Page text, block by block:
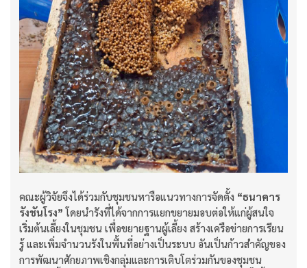
คณะผู้วิจัยจึงได้ร่วมกับชุมชนหารือแนวทางการจัดตั้ง “ธนาคาร
รังชันโรง” โดยนำรังที่ได้จากการแยกขยายมอบต่อให้แก่ผู้สนใจ
เริ่มต้นเลี้ยงในชุมชน เพื่อขยายฐานผู้เลี้ยง สร้างเครือข่ายการเรียน
รู้ และเพิ่มจำนวนรังในพื้นที่อย่างเป็นระบบ อันเป็นก้าวสำคัญของ
การพัฒนาศักยภาพเชิงกลุ่มและการเติบโตร่วมกันของชุมชน